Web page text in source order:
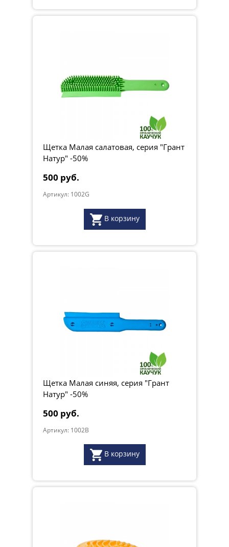
Щетка Малая салатовая, серия "Грант
Натур" -50%
500 руб.
Артикул: 1002G
В корзину
Щетка Малая синяя, серия "Грант
Натур" -50%
500 руб.
Артикул: 1002B
В корзину